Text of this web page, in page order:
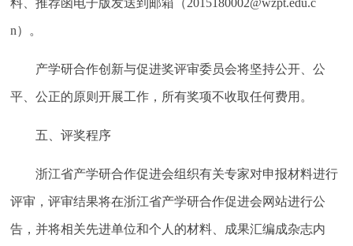
料、推荐函电子版发送到邮箱（2015180002@wzpt.edu.c
n）。
产学研合作创新与促进奖评审委员会将坚持公开、公
平、公正的原则开展工作，所有奖项不收取任何费用。
五、评奖程序
浙江省产学研合作促进会组织有关专家对申报材料进行
评审，评审结果将在浙江省产学研合作促进会网站进行公
告，并将相关先进单位和个人的材料、成果汇编成杂志内